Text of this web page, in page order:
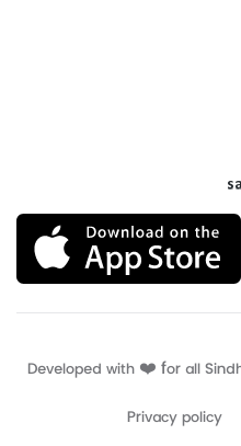
Developed with ❤️ for all